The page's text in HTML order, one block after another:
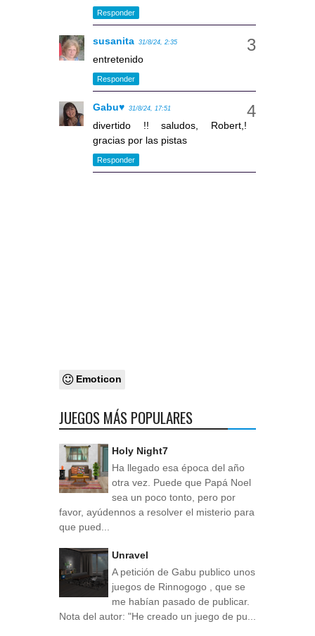
Responder
susanita 31/8/24, 2:35
entretenido
Responder
Gabu♥ 31/8/24, 17:51
divertido !! saludos, Robert,!
gracias por las pistas
Responder
Emoticon
JUEGOS MÁS POPULARES
Holy Night7
Ha llegado esa época del año
otra vez. Puede que Papá Noel
sea un poco tonto, pero por
favor, ayúdennos a resolver el misterio para
que pued...
Unravel
A petición de Gabu publico unos
juegos de Rinnogogo , que se
me habían pasado de publicar.
Nota del autor: "He creado un juego de pu...